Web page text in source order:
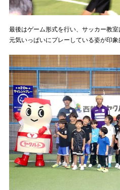
最後はゲーム形式を行い、サッカー教室
元気いっぱいにプレーしている姿が印象